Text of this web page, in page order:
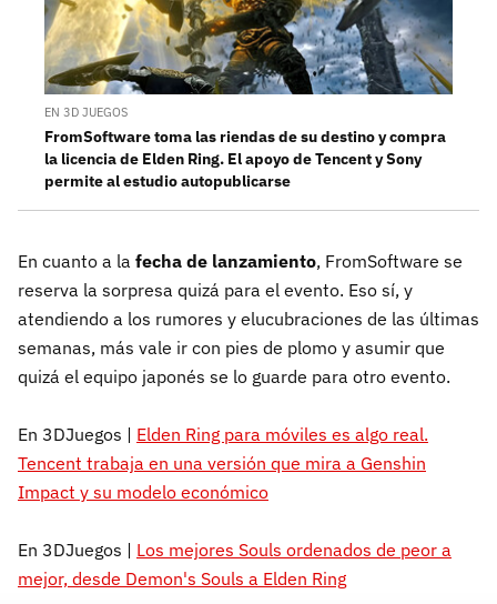
EN 3D JUEGOS
FromSoftware toma las riendas de su destino y compra
la licencia de Elden Ring. El apoyo de Tencent y Sony
permite al estudio autopublicarse
En cuanto a la fecha de lanzamiento, FromSoftware se
reserva la sorpresa quizá para el evento. Eso sí, y
atendiendo a los rumores y elucubraciones de las últimas
semanas, más vale ir con pies de plomo y asumir que
quizá el equipo japonés se lo guarde para otro evento.
En 3DJuegos | Elden Ring para móviles es algo real.
Tencent trabaja en una versión que mira a Genshin
Impact y su modelo económico
En 3DJuegos | Los mejores Souls ordenados de peor a
mejor, desde Demon's Souls a Elden Ring